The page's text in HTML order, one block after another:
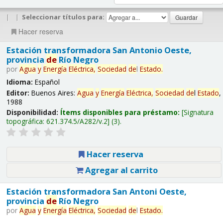
| | Seleccionar títulos para:
Hacer reserva
Estación transformadora San Antonio Oeste,
provincia deRío Negro
por Agua y Energía Eléctrica, Sociedad del Estado.
Idioma: Español
Editor: Buenos Aires: Agua y Energía Eléctrica, Sociedad del Estado,
1988
Disponibilidad: Ítems disponibles para préstamo: Signatura
topográfica: 621.374.5/A282/v.2 (3).
Hacer reserva
Agregar al carrito
Estación transformadora San Antoni Oeste,
provincia deRío Negro
por Agua y Energía Eléctrica, Sociedad del Estado.